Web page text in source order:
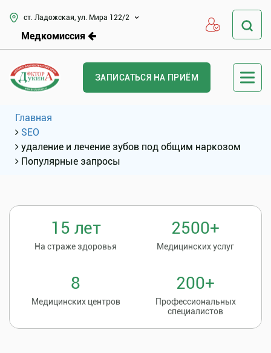
ст. Ладожская, ул. Мира 122/2
Медкомиссия
ЗАПИСАТЬСЯ НА ПРИЁМ
Главная
SEO
удаление и лечение зубов под общим наркозом
Популярные запросы
15 лет
На страже здоровья
2500+
Медицинских услуг
8
Медицинских центров
200+
Профессиональных
специалистов